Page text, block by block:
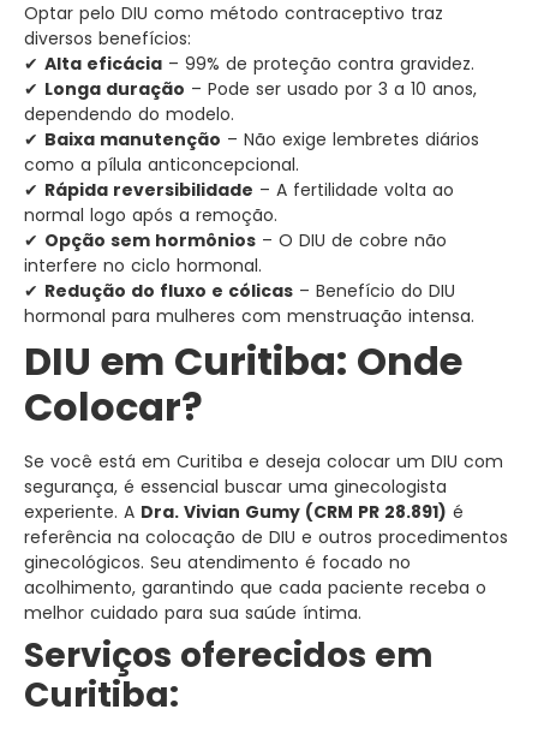
Optar pelo DIU como método contraceptivo traz
diversos benefícios:
✔ Alta eficácia – 99% de proteção contra gravidez.
✔ Longa duração – Pode ser usado por 3 a 10 anos,
dependendo do modelo.
✔ Baixa manutenção – Não exige lembretes diários
como a pílula anticoncepcional.
✔ Rápida reversibilidade – A fertilidade volta ao
normal logo após a remoção.
✔ Opção sem hormônios – O DIU de cobre não
interfere no ciclo hormonal.
✔ Redução do fluxo e cólicas – Benefício do DIU
hormonal para mulheres com menstruação intensa.
DIU em Curitiba: Onde
Colocar?
Se você está em Curitiba e deseja colocar um DIU com
segurança, é essencial buscar uma ginecologista
experiente. A Dra. Vivian Gumy (CRM PR 28.891) é
referência na colocação de DIU e outros procedimentos
ginecológicos. Seu atendimento é focado no
acolhimento, garantindo que cada paciente receba o
melhor cuidado para sua saúde íntima.
Serviços oferecidos em
Curitiba: